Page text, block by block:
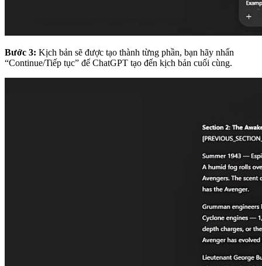
Bước 3: Kịch bản sẽ được tạo thành từng phần, bạn hãy nhấn
“Continue/Tiếp tục” để ChatGPT tạo đến kịch bản cuối cùng.